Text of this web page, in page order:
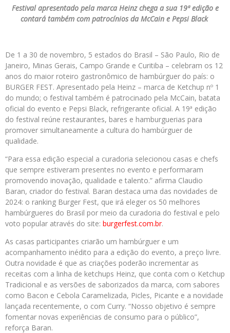
Festival apresentado pela marca Heinz chega a sua 19ª edição e
contará também com patrocínios da McCain e Pepsi Black
De 1 a 30 de novembro, 5 estados do Brasil – São Paulo, Rio de
Janeiro, Minas Gerais, Campo Grande e Curitiba – celebram os 12
anos do maior roteiro gastronômico de hambúrguer do país: o
BURGER FEST. Apresentado pela Heinz – marca de Ketchup nº 1
do mundo; o festival também é patrocinado pela McCain, batata
oficial do evento e Pepsi Black, refrigerante oficial. A 19ª edição
do festival reúne restaurantes, bares e hamburguerias para
promover simultaneamente a cultura do hambúrguer de
qualidade.
“Para essa edição especial a curadoria selecionou casas e chefs
que sempre estiveram presentes no evento e performaram
promovendo inovação, qualidade e talento.” afirma Claudio
Baran, criador do festival. Baran destaca uma das novidades de
2024: o ranking Burger Fest, que irá eleger os 50 melhores
hambúrgueres do Brasil por meio da curadoria do festival e pelo
voto popular através do site: burgerfest.com.br.
As casas participantes criarão um hambúrguer e um
acompanhamento inédito para a edição do evento, a preço livre.
Outra novidade é que as criações poderão incrementar as
receitas com a linha de ketchups Heinz, que conta com o Ketchup
Tradicional e as versões de saborizados da marca, com sabores
como Bacon e Cebola Caramelizada, Picles, Picante e a novidade
lançada recentemente, o com Curry. “Nosso objetivo é sempre
fomentar novas experiências de consumo para o público”,
reforça Baran.